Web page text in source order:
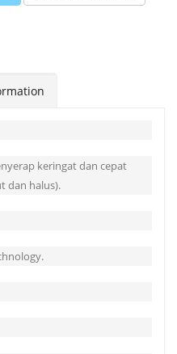
keringat dan cepat
dan halus).